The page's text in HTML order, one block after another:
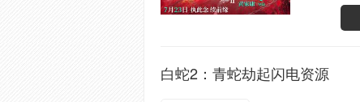
白蛇2：青蛇劫起闪电资源